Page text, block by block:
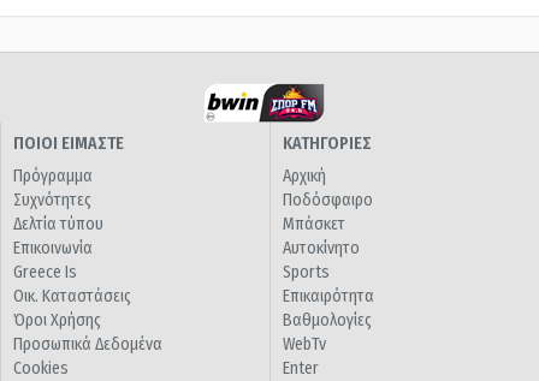
ΠΟΙΟΙ ΕΙΜΑΣΤΕ
Πρόγραμμα
Συχνότητες
Δελτία τύπου
Επικοινωνία
Greece Is
Οικ. Καταστάσεις
Όροι Χρήσης
Προσωπικά Δεδομένα
Cookies
ΚΑΤΗΓΟΡΙΕΣ
Αρχική
Ποδόσφαιρο
Μπάσκετ
Αυτοκίνητο
Sports
Επικαιρότητα
Βαθμολογίες
WebTv
Enter